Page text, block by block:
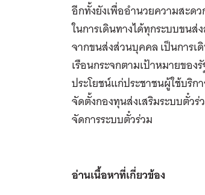
อีกทั้งยังเพื่ออำนวยความสะด
ในการเดินทางได้ทุกระบบขน
จากขนส่งส่วนบุคคล เป็นการเ
เรือนกระจกตามเป้าหมายขอ
ประโยชน์แก่ประชาชนผู้ใช้บริก
จัดตั้งกองทุนส่งเสริมระบบตั๋ว
จัดการระบบตั๋วร่วม
อ่านเนื้อหาที่เกี่ยวข้อง